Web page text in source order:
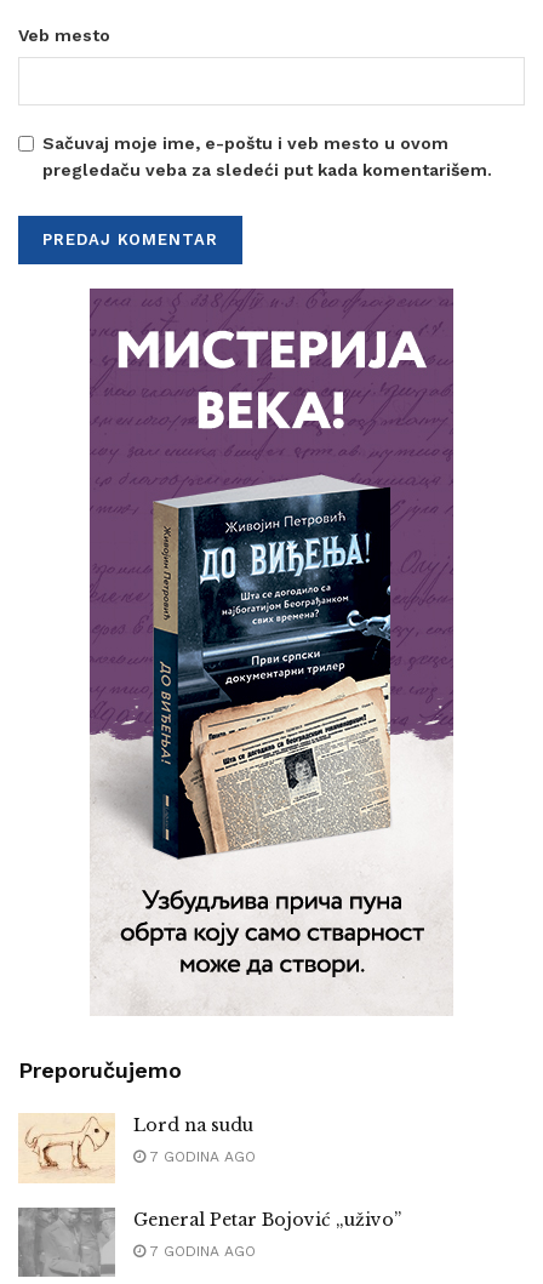
Veb mesto
Sačuvaj moje ime, e-poštu i veb mesto u ovom
pregledaču veba za sledeći put kada komentarišem.
Preporučujemo
Lord na sudu
7 GODINA AGO
General Petar Bojović „uživo”
7 GODINA AGO